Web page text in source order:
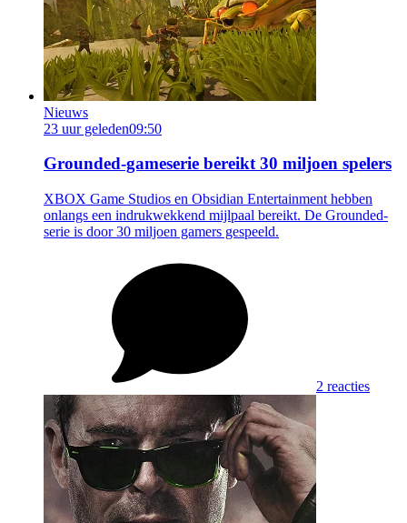
Nieuws
23 uur geleden09:50
Grounded-gameserie bereikt 30 miljoen spelers
XBOX Game Studios en Obsidian Entertainment hebben
onlangs een indrukwekkend mijlpaal bereikt. De Grounded-
serie is door 30 miljoen gamers gespeeld.
2 reacties